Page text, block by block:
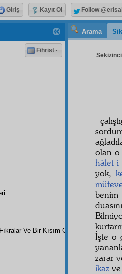
Arama
olan o
hâlet-
yok,
İşte o
zarar
ikaz
Fihrist
Ve Bir Kısım Güzel Mektuplar
Giriş Kayıt Ol Follow